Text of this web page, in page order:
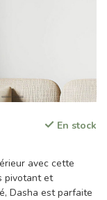
En stock
avec cette
pivotant et
Dasha est parfaite